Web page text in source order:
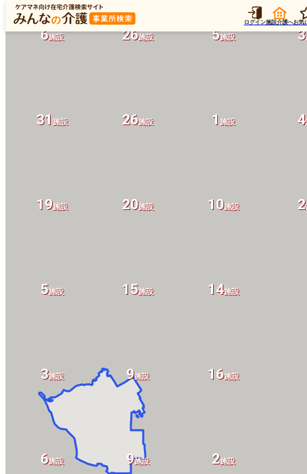
ログイン施設介護へお気
6施設 9施設 2施設
3施設 9施設 16施設
5施設 15施設 14施設
19施設 20施設 10施設 2
31 施設 26施設 1 施設 4
6施設 26施設 5施設 3